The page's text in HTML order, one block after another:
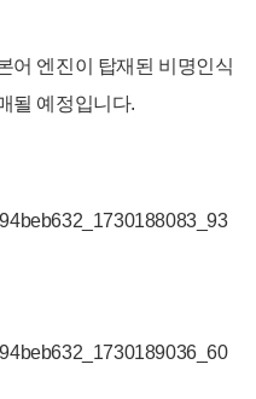
어 엔진이 탑재된 비명인식
될 예정입니다.